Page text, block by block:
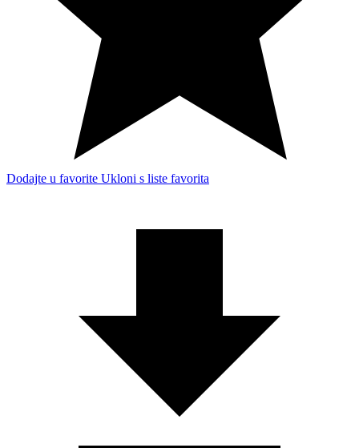
Dodajte u favorite Ukloni s liste favorita